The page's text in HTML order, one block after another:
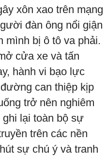
Video
xôn xao trên mạng
đàn ông nổi giận
mình bị ô tô va phải.
cửa xe và tấn
hành vi bạo lực
can thiệp kịp
trở nên nghiêm
lại toàn bộ sự
trên các nền
sự chú ý và tranh